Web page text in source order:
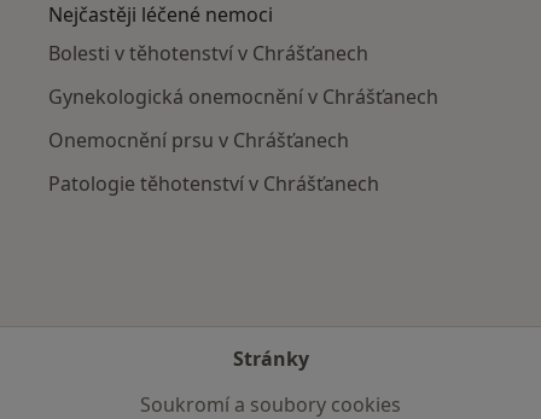
Nejčastěji léčené nemoci
Bolesti v těhotenství v Chrášťanech
Gynekologická onemocnění v Chrášťanech
Onemocnění prsu v Chrášťanech
Patologie těhotenství v Chrášťanech
Stránky
Soukromí a soubory cookies